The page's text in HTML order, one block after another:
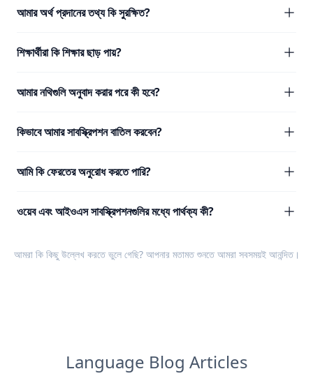
আমার অর্থ প্রদানের তথ্য কি সুরক্ষিত?
শিক্ষার্থীরা কি শিক্ষার ছাড় পায়?
আমার নথিগুলি অনুবাদ করার পরে কী হবে?
কিভাবে আমার সাবস্ক্রিপশন বাতিল করবেন?
আমি কি ফেরতের অনুরোধ করতে পারি?
ওয়েব এবং আইওএস সাবস্ক্রিপশনগুলির মধ্যে পার্থক্য কী?
আমরা কি কিছু উল্লেখ করতে ভুলে গেছি? আপনার মতামতশুনতে আমরা সবসময়ই আনন্দিত।
Language Blog Articles